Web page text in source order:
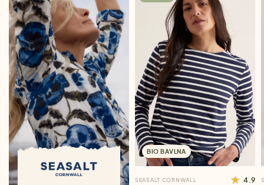
BIO BAVLNA
SEASALT CORNWALL 4.9